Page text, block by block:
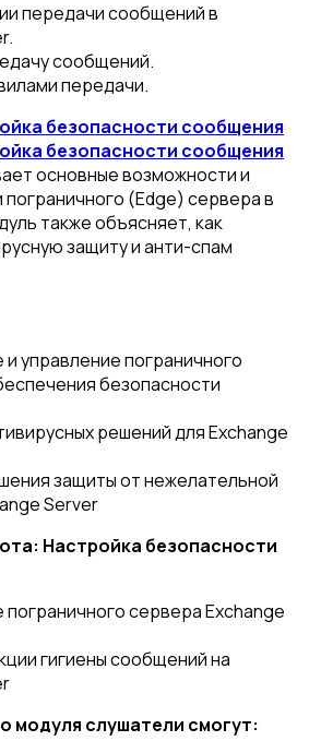
передачи сообщений в
сообщений.
передачи.
безопасности сообщения
безопасности сообщения
основные возможности и
(Edge) сервера в
также объясняет, как
защиту и анти-спам
управление пограничного
безопасности
решений для Exchange
защиты от нежелательной
Server
Настройка безопасности
сервера Exchange
гигиены сообщений на
модуля слушатели смогут: